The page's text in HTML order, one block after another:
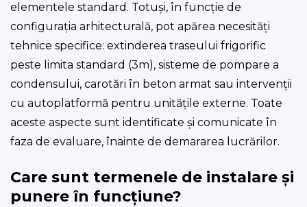
elementele standard. Totuși, în funcție de
configurația arhitecturală, pot apărea necesități
tehnice specifice: extinderea traseului frigorific
peste limita standard (3m), sisteme de pompare a
condensului, carotări în beton armat sau intervenții
cu autoplatformă pentru unitățile externe. Toate
aceste aspecte sunt identificate și comunicate în
faza de evaluare, înainte de demararea lucrărilor.
Care sunt termenele de instalare și
punere în funcțiune?